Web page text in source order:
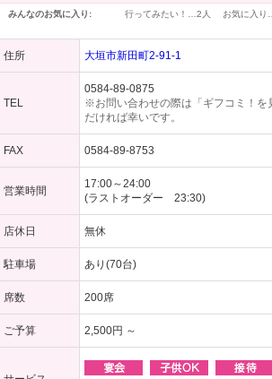
みんなのお気に入り: 行ってみたい！… 2人 お気に入り…
住所 大垣市新田町2-91-1
TEL
0584-89-0875
※お問い合わせの際は「ギフコミ！を
だければ幸いです。
FAX 0584-89-8753
営業時間
17:00～24:00
(ラストオーダー 23:30)
店休日 無休
駐車場 あり(70台)
席数 200席
ご予算 2,500円 ～